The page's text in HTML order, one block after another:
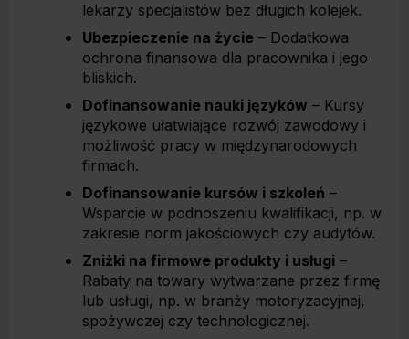
lekarzy specjalistów bez długich kolejek.
Ubezpieczenie na życie – Dodatkowa
ochrona finansowa dla pracownika i jego
bliskich.
Dofinansowanie nauki języków – Kursy
językowe ułatwiające rozwój zawodowy i
możliwość pracy w międzynarodowych
firmach.
Dofinansowanie kursów i szkoleń –
Wsparcie w podnoszeniu kwalifikacji, np. w
zakresie norm jakościowych czy audytów.
Zniżki na firmowe produkty i usługi –
Rabaty na towary wytwarzane przez firmę
lub usługi, np. w branży motoryzacyjnej,
spożywczej czy technologicznej.